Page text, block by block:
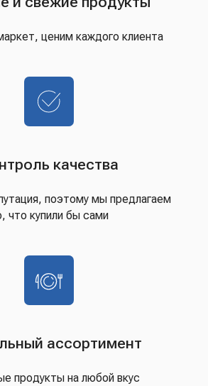
ценим каждого клиента
качества
поэтому мы предлагаем
что купили бы сами
ассортимент
продукты на любой вкус